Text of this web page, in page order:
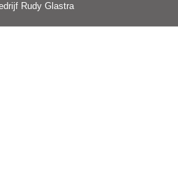
Rudy Glastra